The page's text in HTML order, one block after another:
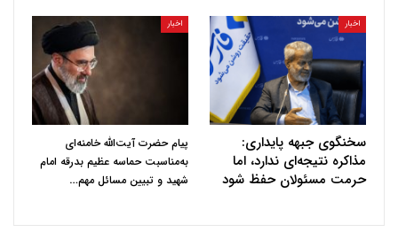
اخبار
سخنگوی جبهه پایداری:
مذاکره نتیجه‌ای ندارد، اما
حرمت مسئولان حفظ شود
اخبار
پیام حضرت آیت‌الله خامنه‌ای
به‌مناسبت حماسه عظیم بدرقه امام
شهید و تبیین مسائل مهم…